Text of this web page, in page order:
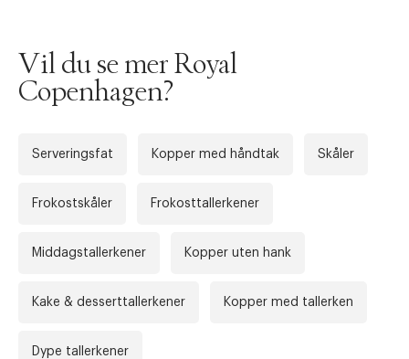
Forrige
Vil du se mer Royal
Copenhagen?
Serveringsfat Kopper med håndtak Skåler
Frokostskåler Frokosttallerkener
Middagstallerkener Kopper uten hank
Kake & desserttallerkener Kopper med tallerken
Dype tallerkener